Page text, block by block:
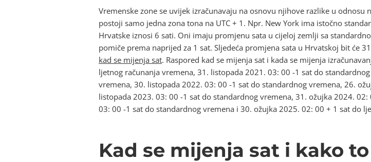
Vremenske zone se uvijek izračunavaju na osnovu njihove razlike u odnosu
postoji samo jedna zona tona na UTC + 1. Npr. New York ima istočno
Hrvatske iznosi 6 sati. Oni imaju promjenu sata u cijeloj zemlji sa
pomiče prema naprijed za 1 sat. Sljedeća promjena sata u Hrvatskoj bit će
kad se mijenja sat. Raspored kad se mijenja sat i kada se mijenja
ljetnog računanja vremena, 31. listopada 2021. 03: 00 -1 sat do
vremena, 30. listopada 2022. 03: 00 -1 sat do standardnog vremena, 26.
listopada 2023. 03: 00 -1 sat do standardnog vremena, 31. ožujka 2024.
03: 00 -1 sat do standardnog vremena i 30. ožujka 2025. 02: 00 + 1 sat do
Kad se mijenja sat i kako